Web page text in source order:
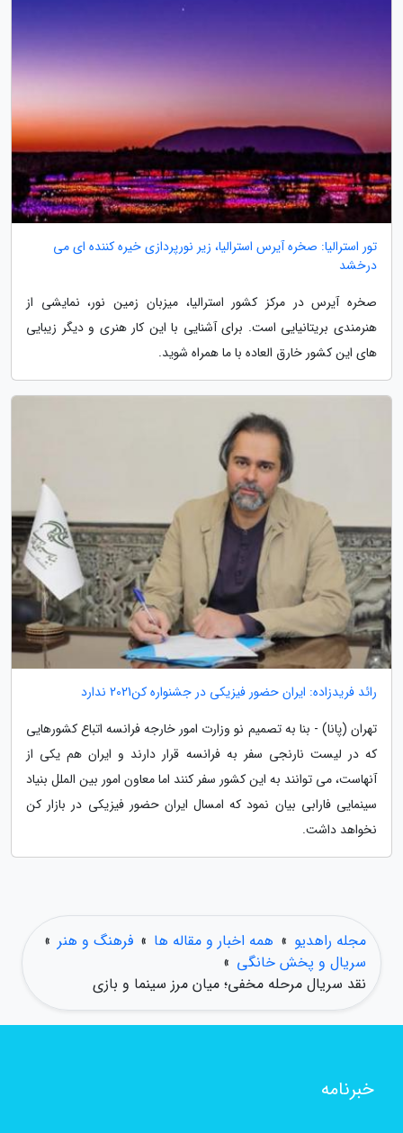
تور استرالیا: صخره آیرس استرالیا، زیر نورپردازی خیره کننده ای می
درخشد
صخره آیرس در مرکز کشور استرالیا، میزبان زمین نور، نمایشی از
هنرمندی بریتانیایی است. برای آشنایی با این کار هنری و دیگر زیبایی
های این کشور خارق العاده با ما همراه شوید.
رائد فریدزاده: ایران حضور فیزیکی در جشنواره کن2021 ندارد
تهران (پانا) - بنا به تصمیم نو وزارت امور خارجه فرانسه اتباع کشورهایی
که در لیست نارنجی سفر به فرانسه قرار دارند و ایران هم یکی از
آنهاست، می توانند به این کشور سفر کنند اما معاون امور بین الملل بنیاد
سینمایی فارابی بیان نمود که امسال ایران حضور فیزیکی در بازار کن
نخواهد داشت.
مجله راهدیو » همه اخبار و مقاله ها » فرهنگ و هنر »
سریال و پخش خانگی »
نقد سریال مرحله مخفی؛ میان مرز سینما و بازی
خبرنامه